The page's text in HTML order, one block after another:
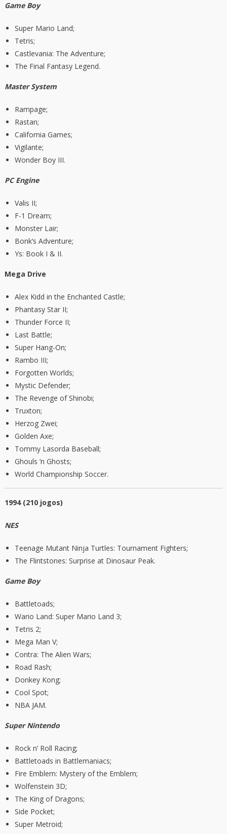
Game Boy
Super Mario Land;
Tetris;
Castlevania: The Adventure;
The Final Fantasy Legend.
Master System
Rampage;
Rastan;
California Games;
Vigilante;
Wonder Boy III.
PC Engine
Valis II;
F-1 Dream;
Monster Lair;
Bonk’s Adventure;
Ys: Book I & II.
Mega Drive
Alex Kidd in the Enchanted Castle;
Phantasy Star II;
Thunder Force II;
Last Battle;
Super Hang-On;
Rambo III;
Forgotten Worlds;
Mystic Defender;
The Revenge of Shinobi;
Truxton;
Herzog Zwei;
Golden Axe;
Tommy Lasorda Baseball;
Ghouls ‘n Ghosts;
World Championship Soccer.
1994 (210 jogos)
NES
Teenage Mutant Ninja Turtles: Tournament Fighters;
The Flintstones: Surprise at Dinosaur Peak.
Game Boy
Battletoads;
Wario Land: Super Mario Land 3;
Tetris 2;
Mega Man V;
Contra: The Alien Wars;
Road Rash;
Donkey Kong;
Cool Spot;
NBA JAM.
Super Nintendo
Rock n’ Roll Racing;
Battletoads in Battlemaniacs;
Fire Emblem: Mystery of the Emblem;
Wolfenstein 3D;
The King of Dragons;
Side Pocket;
Super Metroid;